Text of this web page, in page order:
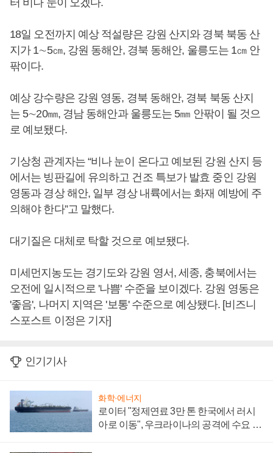
터 비나 눈이 오겠다.
18일 오전까지 예상 적설량은 강원 산지와 경북 북동 산
지가 1∼5㎝, 강원 동해안, 경북 동해안, 울릉도는 1㎝ 안
팎이다.
예상 강수량은 강원 영동, 경북 동해안, 경북 북동 산지
는 5∼20㎜, 경남 동해안과 울릉도는 5㎜ 안팎이 될 것으
로 예보됐다.
기상청 관계자는 “비나 눈이 온다고 예보된 강원 산지 등
에서는 빙판길에 유의하고 건조 특보가 발효 중인 강원
영동과 경상 해안, 일부 경상 내륙에서는 화재 예방에 주
의해야 한다”고 말했다.
대기질은 대체로 탁할 것으로 예보됐다.
미세먼지농도는 경기도와 강원 영서, 세종, 충북에서는
오전에 일시적으로 '나쁨' 수준을 보이겠다. 강원 영동은
'좋음', 나머지 지역은 '보통' 수준으로 예상됐다. [비즈니
스포스트 이정은 기자]
인기기사
화학·에너지
로이터 "정제연료 3만 톤 한국에서 러시
아로 이동", 우크라이나의 공격에 수요 늘